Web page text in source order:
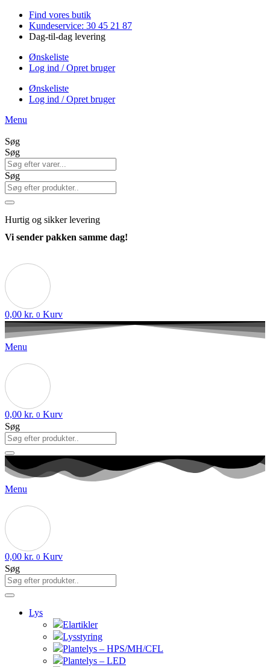
Videre
indhold
Find vores butik
Kundeservice: 30 45 21 87
Dag-til-dag levering
Ønskeliste
Log ind / Opret bruger
Ønskeliste
Log ind / Opret bruger
Menu
Søg
Søg
Søg
Hurtig og sikker levering
Vi sender pakken samme dag!
0,00 kr. 0 Kurv
Menu
0,00 kr. 0 Kurv
Søg
Menu
0,00 kr. 0 Kurv
Søg
Lys
Elartikler
Lysstyring
Plantelys – HPS/MH/CFL
Plantelys – LED